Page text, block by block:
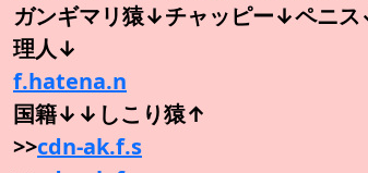
ガンギマリ猿↓チャッピー↓ペニ
理人↓
f.hatena.n
国籍↓↓しこり猿↑
>>cdn-ak.f.s